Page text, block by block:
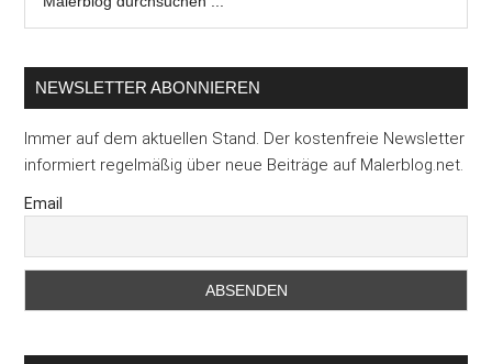
durchsuchen
NEWSLETTER ABONNIEREN
Immer auf dem aktuellen Stand. Der kostenfreie Newsletter
informiert regelmäßig über neue Beiträge auf Malerblog.net.
Email